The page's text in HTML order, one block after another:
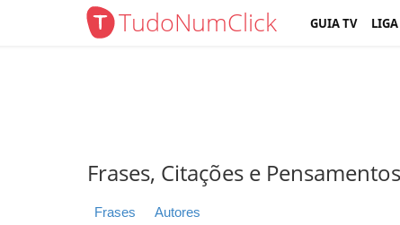
TudoNumClick GUIA TV
Frases, Citações e Pensamentos
Frases Autores